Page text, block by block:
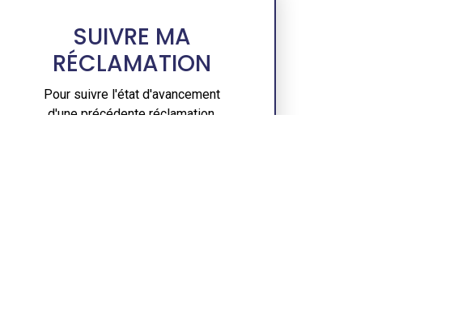
SUIVRE MA
RÉCLAMATION
Pour suivre l'état d'avancement
d'une précédente réclamation,